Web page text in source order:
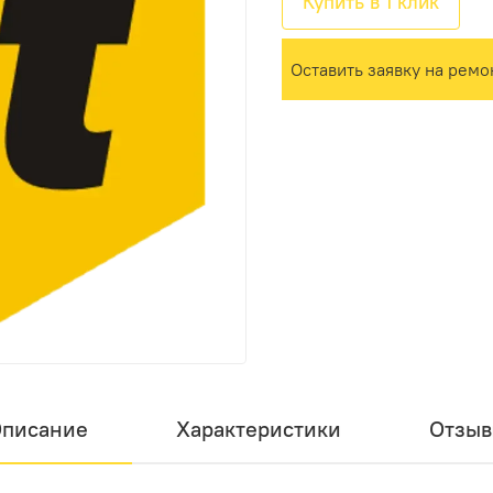
Оставить заявку на
Характеристики